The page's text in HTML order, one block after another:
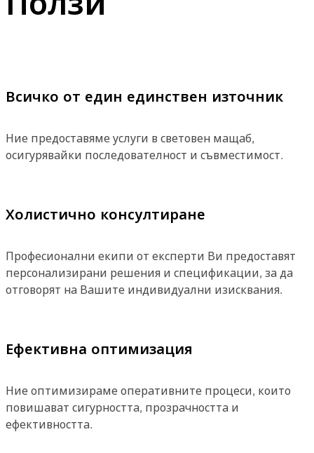
Всичко от един единствен източник
Ние предоставяме услуги в световен мащаб,
осигурявайки последователност и съвместимост.
Холистично консултиране
Професионални екипи от експерти Ви предоставят
персонализирани решения и спецификации, за да
отговорят на Вашите индивидуални изисквания.
Ефективна оптимизация
Ние оптимизираме оперативните процеси, които
повишават сигурността, прозрачността и
ефективността.